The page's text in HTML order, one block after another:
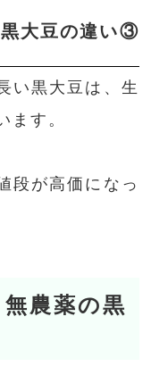
大豆の違い③
い黒大豆は、生
ます。
段が高価になっ
農薬の黒